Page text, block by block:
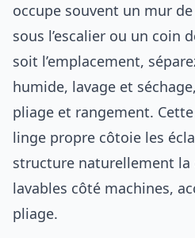
occupe souvent un mur
sous l’escalier ou un coin
soit l’emplacement,
humide, lavage et
pliage et rangement.
linge propre côtoie les
structure naturellement la
lavables côté machines,
pliage.